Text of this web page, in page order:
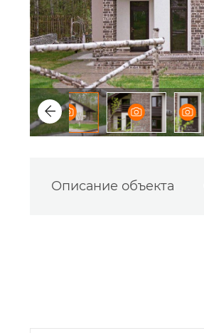
Описание объекта